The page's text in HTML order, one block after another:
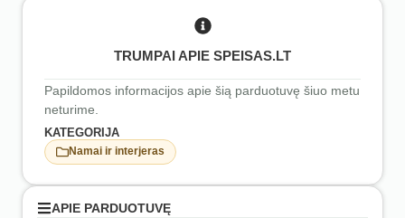
TRUMPAI APIE SPEISAS.LT
Papildomos informacijos apie šią parduotuvę šiuo metu
neturime.
KATEGORIJA
Namai ir interjeras
APIE PARDUOTUVĘ